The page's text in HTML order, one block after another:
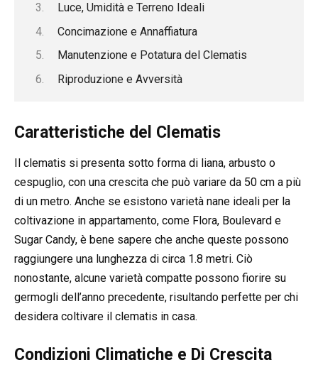
Luce, Umidità e Terreno Ideali
Concimazione e Annaffiatura
Manutenzione e Potatura del Clematis
Riproduzione e Avversità
Caratteristiche del Clematis
Il clematis si presenta sotto forma di liana, arbusto o
cespuglio, con una crescita che può variare da 50 cm a più
di un metro. Anche se esistono varietà nane ideali per la
coltivazione in appartamento, come Flora, Boulevard e
Sugar Candy, è bene sapere che anche queste possono
raggiungere una lunghezza di circa 1.8 metri. Ciò
nonostante, alcune varietà compatte possono fiorire su
germogli dell’anno precedente, risultando perfette per chi
desidera coltivare il clematis in casa.
Condizioni Climatiche e Di Crescita